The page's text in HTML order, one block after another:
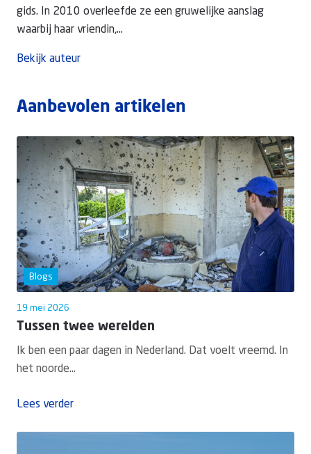
gids. In 2010 overleefde ze een gruwelijke aanslag
waarbij haar vriendin,...
Bekijk auteur
Aanbevolen artikelen
Blogs
19 mei 2026
Tussen twee werelden
Ik ben een paar dagen in Nederland. Dat voelt vreemd. In
het noorde...
Lees verder